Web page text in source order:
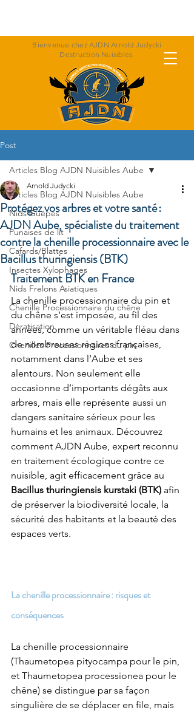
Bienvenue chez AJDN Arnold Judycki
Destruction Nuisibles.
Post
Articles Blog AJDN Nuisibles Aube
Nids Guêpes
Punaises de lit
Cafards/Blattes
Insectes Xylophages
Nids Frelons Asiatiques
Chenille Processionnaire du chêne
Dératisation
Chenilles Processionnaires du pin
Articles Blog AJDN Nuisibles Aube
Protégez vos arbres et votre santé :
AJDN Aube, spécialiste du traitement
contre la chenille processionnaire avec le
Bacillus thuringiensis (BTK)
Arnold Judycki
Traitement BTK en France
La chenille processionnaire du pin et
du chêne s’est imposée, au fil des
années, comme un véritable fléau dans
de nombreuses régions françaises,
notamment dans l’Aube et ses
alentours. Non seulement elle
occasionne d’importants dégâts aux
arbres, mais elle représente aussi un
dangers sanitaire sérieux pour les
humains et les animaux. Découvrez
comment AJDN Aube, expert reconnu
en traitement écologique contre ce
nuisible, agit efficacement grâce au
Bacillus thuringiensis kurstaki (BTK) afin
de préserver la biodiversité locale, la
sécurité des habitants et la beauté des
espaces verts.
La chenille processionnaire : risques et
conséquences
La chenille processionnaire
(Thaumetopea pityocampa pour le pin,
et Thaumetopea processionea pour le
chêne) se distingue par sa façon
singulière de se déplacer en file, mais